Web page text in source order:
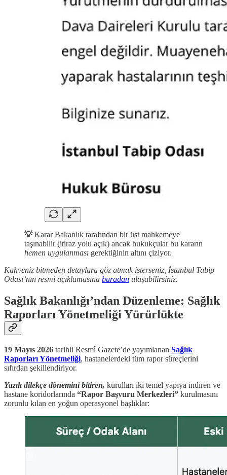
💡Karar Bakanlık tarafından bir üst mahkemeye
taşınabilir (itiraz yolu açık) ancak hukukçular bu kararın
hemen uygulanması gerektiğinin altını çiziyor.
Kahveniz bitmeden detaylara göz atmak isterseniz, İstanbul Tabip
Odası’nın resmi açıklamasına buradan ulaşabilirsiniz.
Sağlık Bakanlığı’ndan Düzenleme: Sağlık
Raporları Yönetmeliği Yürürlükte
19 Mayıs 2026 tarihli Resmî Gazete’de yayımlanan Sağlık
Raporları Yönetmeliği, hastanelerdeki tüm rapor süreçlerini
sıfırdan şekillendiriyor.
Yazılı dilekçe dönemini bitiren, kurulları iki temel yapıya indiren ve
hastane koridorlarında “Rapor Başvuru Merkezleri” kurulmasını
zorunlu kılan en yoğun operasyonel başlıklar: